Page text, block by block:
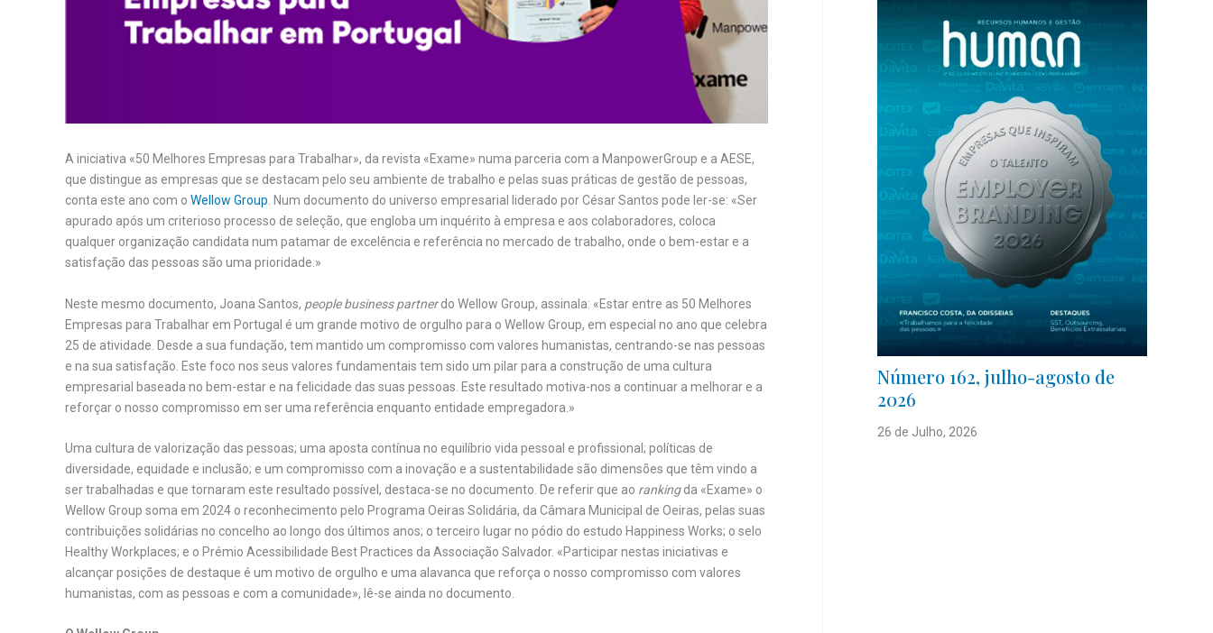
A iniciativa «50 Melhores Empresas para Trabalhar», da revista «Exame» numa parceria com a ManpowerGroup e a AESE,
que distingue as empresas que se destacam pelo seu ambiente de trabalho e pelas suas práticas de gestão de pessoas,
conta este ano com o Wellow Group. Num documento do universo empresarial liderado por César Santos pode ler-se: «Ser
apurado após um criterioso processo de seleção, que engloba um inquérito à empresa e aos colaboradores, coloca
qualquer organização candidata num patamar de excelência e referência no mercado de trabalho, onde o bem-estar e a
satisfação das pessoas são uma prioridade.»
Neste mesmo documento, Joana Santos, people business partnerdo Wellow Group, assinala: «Estar entre as 50 Melhores
Empresas para Trabalhar em Portugal é um grande motivo de orgulho para o Wellow Group, em especial no ano que celebra
25 de atividade. Desde a sua fundação, tem mantido um compromisso com valores humanistas, centrando-se nas pessoas
e na sua satisfação. Este foco nos seus valores fundamentais tem sido um pilar para a construção de uma cultura
empresarial baseada no bem-estar e na felicidade das suas pessoas. Este resultado motiva-nos a continuar a melhorar e a
reforçar o nosso compromisso em ser uma referência enquanto entidade empregadora.»
Uma cultura de valorização das pessoas; uma aposta contínua no equilíbrio vida pessoal e profissional; políticas de
diversidade, equidade e inclusão; e um compromisso com a inovação e a sustentabilidade são dimensões que têm vindo a
ser trabalhadas e que tornaram este resultado possível, destaca-se no documento. De referir que ao rankingda «Exame» o
Wellow Group soma em 2024 o reconhecimento pelo Programa Oeiras Solidária, da Câmara Municipal de Oeiras, pelas suas
contribuições solidárias no concelho ao longo dos últimos anos; o terceiro lugar no pódio do estudo Happiness Works; o selo
Healthy Workplaces; e o Prémio Acessibilidade Best Practices da Associação Salvador. «Participar nestas iniciativas e
alcançar posições de destaque é um motivo de orgulho e uma alavanca que reforça o nosso compromisso com valores
humanistas, com as pessoas e com a comunidade», lê-se ainda no documento.
Número 162, julho-agosto de
2026
26 de Julho, 2026